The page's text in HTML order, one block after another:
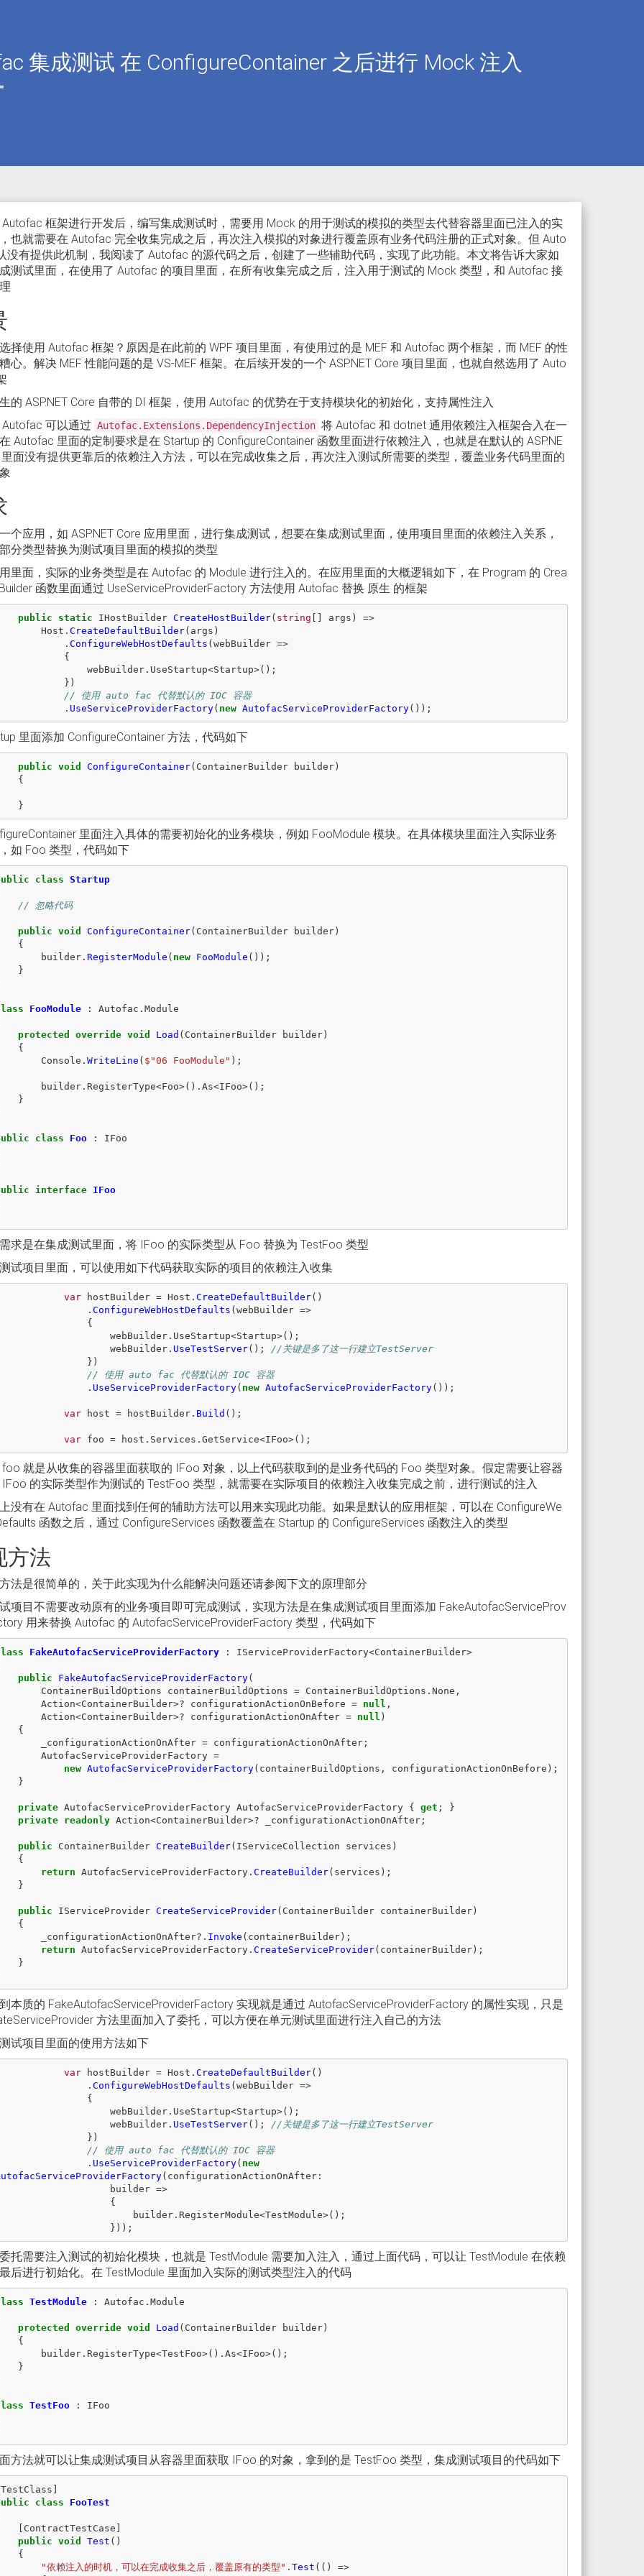
集成测试 在 ConfigureContainer 之后进行 Mock 注入
框架进行开发后，编写集成测试时，需要用 Mock 的用于测试的模拟的类型去代替容器里面已注入的实
也就需要在 Autofac 完全收集完成之后，再次注入模拟的对象进行覆盖原有业务代码注册的正式对象。但 Auto
没有提供此机制，我阅读了 Autofac 的源代码之后，创建了一些辅助代码，实现了此功能。本文将告诉大家如
测试里面，在使用了 Autofac 的项目里面，在所有收集完成之后，注入用于测试的 Mock 类型，和 Autofac 接
择使用 Autofac 框架？原因是在此前的 WPF 项目里面，有使用过的是 MEF 和 Autofac 两个框架，而 MEF 的性
心。解决 MEF 性能问题的是 VS-MEF 框架。在后续开发的一个 ASP.NET Core 项目里面，也就自然选用了 Auto
的 ASP.NET Core 自带的 DI 框架，使用 Autofac 的优势在于支持模块化的初始化，支持属性注入
可以通过 Autofac.Extensions.DependencyInjection 将 Autofac 和 dotnet 通用依赖注入框架合入在一
Autofac 里面的定制要求是在 Startup 的 ConfigureContainer 函数里面进行依赖注入，也就是在默认的 ASP.NE
里面没有提供更靠后的依赖注入方法，可以在完成收集之后，再次注入测试所需要的类型，覆盖业务代码里面的
个应用，如 ASP.NET Core 应用里面，进行集成测试，想要在集成测试里面，使用项目里面的依赖注入关系，
分类型替换为测试项目里面的模拟的类型
里面，实际的业务类型是在 Autofac 的 Module 进行注入的。在应用里面的大概逻辑如下，在 Program 的 Crea
函数里面通过 UseServiceProviderFactory 方法使用 Autofac 替换 原生 的框架
public static IHostBuilder CreateHostBuilder( string [] args )
=>
Host . CreateDefaultBuilder( args )
. ConfigureWebHostDefaults (webBuilder =>
{
webBuilder . UseStartup<Startup>();
})
// 使用 auto fac 代替默认的 IOC 容器
. UseServiceProviderFactory( new AutofacServiceProviderFactory());
里面添加 ConfigureContainer 方法，代码如下
public void ConfigureContainer( ContainerBuilder builder)
{
}
里面注入具体的需要初始化的业务模块，例如 FooModule 模块。在具体模块里面注入实际业务
如 Foo 类型，代码如下
class Startup
// 忽略代码
public void ConfigureContainer( ContainerBuilder builder)
{
builder . RegisterModule ( new FooModule ());
}
FooModule : Autofac . Module
protected
override void Load ( ContainerBuilder builder)
{
Console . WriteLine ( $"06 FooModule" );
builder . RegisterType<Foo>(). As<IFoo>();
}
class Foo :
IFoo
interface IFoo
求是在集成测试里面，将 IFoo 的实际类型从 Foo 替换为 TestFoo 类型
试项目里面，可以使用如下代码获取实际的项目的依赖注入收集
var hostBuilder = Host . CreateDefaultBuilder()
. ConfigureWebHostDefaults (webBuilder =>
{
webBuilder . UseStartup<Startup>();
webBuilder . UseTestServer();
//关键是多了这一行建立TestServer
})
// 使用 auto fac 代替默认的 IOC 容器
. UseServiceProviderFactory( new AutofacServiceProviderFactory());
var host = hostBuilder . Build ();
var foo = host . Services . GetService<IFoo>();
foo 就是从收集的容器里面获取的 IFoo 对象，以上代码获取到的是业务代码的 Foo 类型对象。假定需要让容器
IFoo 的实际类型作为测试的 TestFoo 类型，就需要在实际项目的依赖注入收集完成之前，进行测试的注入
没有在 Autofac 里面找到任何的辅助方法可以用来实现此功能。如果是默认的应用框架，可以在 ConfigureWe
函数之后，通过 ConfigureServices 函数覆盖在 Startup 的 ConfigureServices 函数注入的类型
方法
法是很简单的，关于此实现为什么能解决问题还请参阅下文的原理部分
项目不需要改动原有的业务项目即可完成测试，实现方法是在集成测试项目里面添加 FakeAutofacServiceProv
用来替换 Autofac 的 AutofacServiceProviderFactory 类型，代码如下
FakeAutofacServiceProviderFactory : IServiceProviderFactory<ContainerBuilder>
public
FakeAutofacServiceProviderFactory(
ContainerBuildOptions
containerBuildOptions = ContainerBuildOptions . None ,
Action<ContainerBuilder>? configurationActionOnBefore = null ,
Action<ContainerBuilder>? configurationActionOnAfter = null )
{
_configurationActionOnAfter = configurationActionOnAfter ;
AutofacServiceProviderFactory =
new AutofacServiceProviderFactory( containerBuildOptions , configurationActionOnBefore );
}
private AutofacServiceProviderFactory AutofacServiceProviderFactory { get ;
}
private readonly Action<ContainerBuilder>? _configurationActionOnAfter ;
public ContainerBuilder CreateBuilder( IServiceCollection services )
{
return AutofacServiceProviderFactory . CreateBuilder( services );
}
public IServiceProvider CreateServiceProvider( ContainerBuilder containerBuilder)
{
_configurationActionOnAfter?. Invoke ( containerBuilder);
return AutofacServiceProviderFactory . CreateServiceProvider( containerBuilder);
}
本质的 FakeAutofacServiceProviderFactory 实现就是通过 AutofacServiceProviderFactory 的属性实现，只是
方法里面加入了委托，可以方便在单元测试里面进行注入自己的方法
试项目里面的使用方法如下
var hostBuilder = Host . CreateDefaultBuilder()
. ConfigureWebHostDefaults (webBuilder =>
{
webBuilder . UseStartup<Startup>();
webBuilder . UseTestServer();
//关键是多了这一行建立TestServer
})
// 使用 auto fac 代替默认的 IOC 容器
. UseServiceProviderFactory( new
( configurationActionOnAfter :
builder =>
{
builder . RegisterModule<TestModule>();
}));
托需要注入测试的初始化模块，也就是 TestModule 需要加入注入，通过上面代码，可以让 TestModule 在依赖
后进行初始化。在 TestModule 里面加入实际的测试类型注入的代码
TestModule : Autofac . Module
protected
override void Load ( ContainerBuilder builder)
{
builder . RegisterType<TestFoo>(). As<IFoo>();
}
TestFoo :
IFoo
方法就可以让集成测试项目从容器里面获取 IFoo 的对象，拿到的是 TestFoo 类型，集成测试项目的代码如下
TestClass ]
class
FooTest
[ ContractTestCase ]
public void Test ()
{
"依赖注入的时机，可以在完成收集之后，覆盖原有的类型" . Test (()
=>